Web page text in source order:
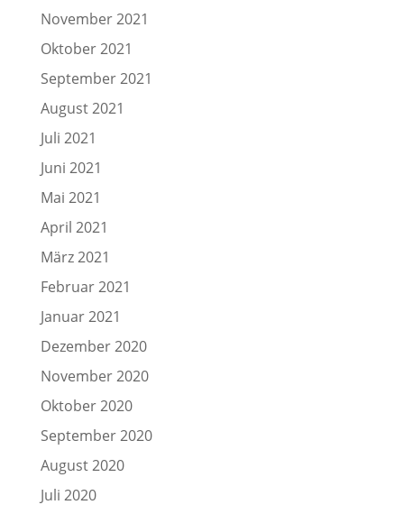
November 2021
Oktober 2021
September 2021
August 2021
Juli 2021
Juni 2021
Mai 2021
April 2021
März 2021
Februar 2021
Januar 2021
Dezember 2020
November 2020
Oktober 2020
September 2020
August 2020
Juli 2020